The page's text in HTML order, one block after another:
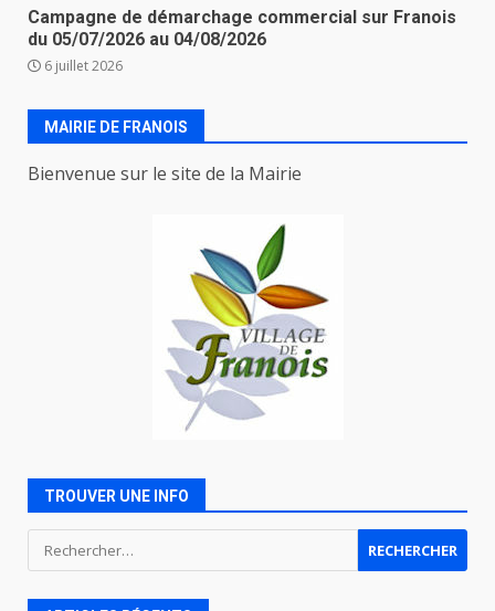
Campagne de démarchage commercial sur Franois
du 05/07/2026 au 04/08/2026
6 juillet 2026
MAIRIE DE FRANOIS
Bienvenue sur le site de la Mairie
TROUVER UNE INFO
Rechercher :